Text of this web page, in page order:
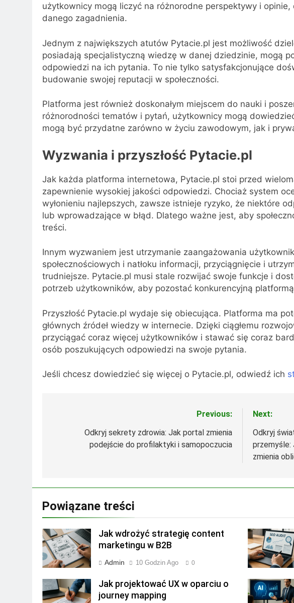
użytkownicy mogą liczyć na różnorodne perspektywy i
danego zagadnienia.
Jednym z największych atutów Pytacie.pl jest możliwość
posiadają specjalistyczną wiedzę w danej dziedzinie, mogą
odpowiedzi na ich pytania. To nie tylko satysfakcjonujące
budowanie swojej reputacji w społeczności.
Platforma jest również doskonałym miejscem do nauki i
różnorodności tematów i pytań, użytkownicy mogą
mogą być przydatne zarówno w życiu zawodowym, jak i
Wyzwania i przyszłość Pytacie.pl
Jak każda platforma internetowa, Pytacie.pl stoi przed
zapewnienie wysokiej jakości odpowiedzi. Chociaż system
wyłonieniu najlepszych, zawsze istnieje ryzyko, że niektóre
lub wprowadzające w błąd. Dlatego ważne jest, aby
treści.
Innym wyzwaniem jest utrzymanie zaangażowania
społecznościowych i natłoku informacji, przyciągnięcie i
trudniejsze. Pytacie.pl musi stale rozwijać swoje funkcje i
potrzeb użytkowników, aby pozostać konkurencyjną
Przyszłość Pytacie.pl wydaje się obiecująca. Platforma ma
głównych źródeł wiedzy w internecie. Dzięki ciągłemu
przyciągać coraz więcej użytkowników i stawać się coraz
osób poszukujących odpowiedzi na swoje pytania.
Jeśli chcesz dowiedzieć się więcej o Pytacie.pl, odwiedź ich
Previous:
Odkryj sekrety zdrowia: Jak portal zmienia
podejście do profilaktyki i samopoczucia
Next:
Odkryj
przemyśle:
zmienia
Powiązane treści
Jak wdrożyć strategię content
marketingu w B2B
Admin 10 Godzin Ago 0
Jak projektować UX w oparciu o
journey mapping